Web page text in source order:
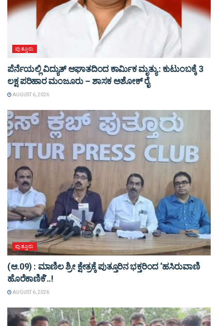
ಪುತ್ತೂರು
ಪೆರ್ನೆಯಲ್ಲಿ ವಿದ್ಯುತ್ ಆಘಾತದಿಂದ ಕಾರ್ಮಿಕ ಮೃತ್ಯು : ಕುಟುಂಬಕ್ಕೆ 3
ಲಕ್ಷ ಪರಿಹಾರ ಮಂಜೂರು – ಶಾಸಕ ಅಶೋಕ್ ರೈ
AUGUST 6, 2026
ಪುತ್ತೂರು
(ಆ.09) : ಮಾಣಿಲ ಶ್ರೀ ಕ್ಷೇತ್ರಕ್ಕೆ ಪುತ್ತೂರಿನ ಭಕ್ತರಿಂದ ‘ಹಸಿರುವಾಣಿ
ಹೊರೆಕಾಣಿಕೆ’..!
AUGUST 6, 2026